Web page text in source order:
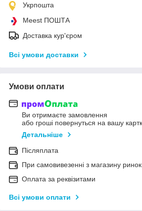
Укрпошта
Meest ПОШТА
Доставка кур'єром
Всі умови доставки
Умови оплати
Ви отримаєте замовлення
або гроші повернуться на вашу
Детальніше
Післяплата
При самовивезенні з магазину
Оплата за реквізитами
Всі умови оплати